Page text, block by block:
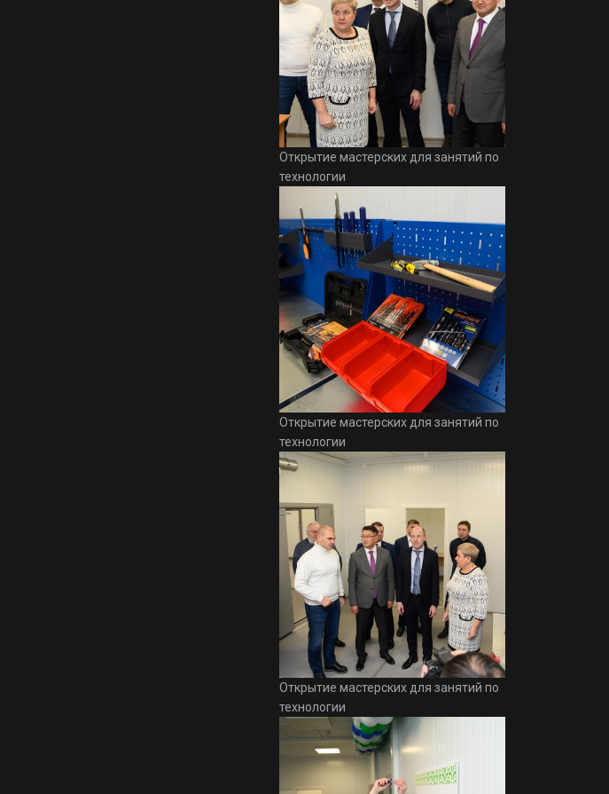
Открытие мастерских для занятий по
технологии
Открытие мастерских для занятий по
технологии
Открытие мастерских для занятий по
технологии